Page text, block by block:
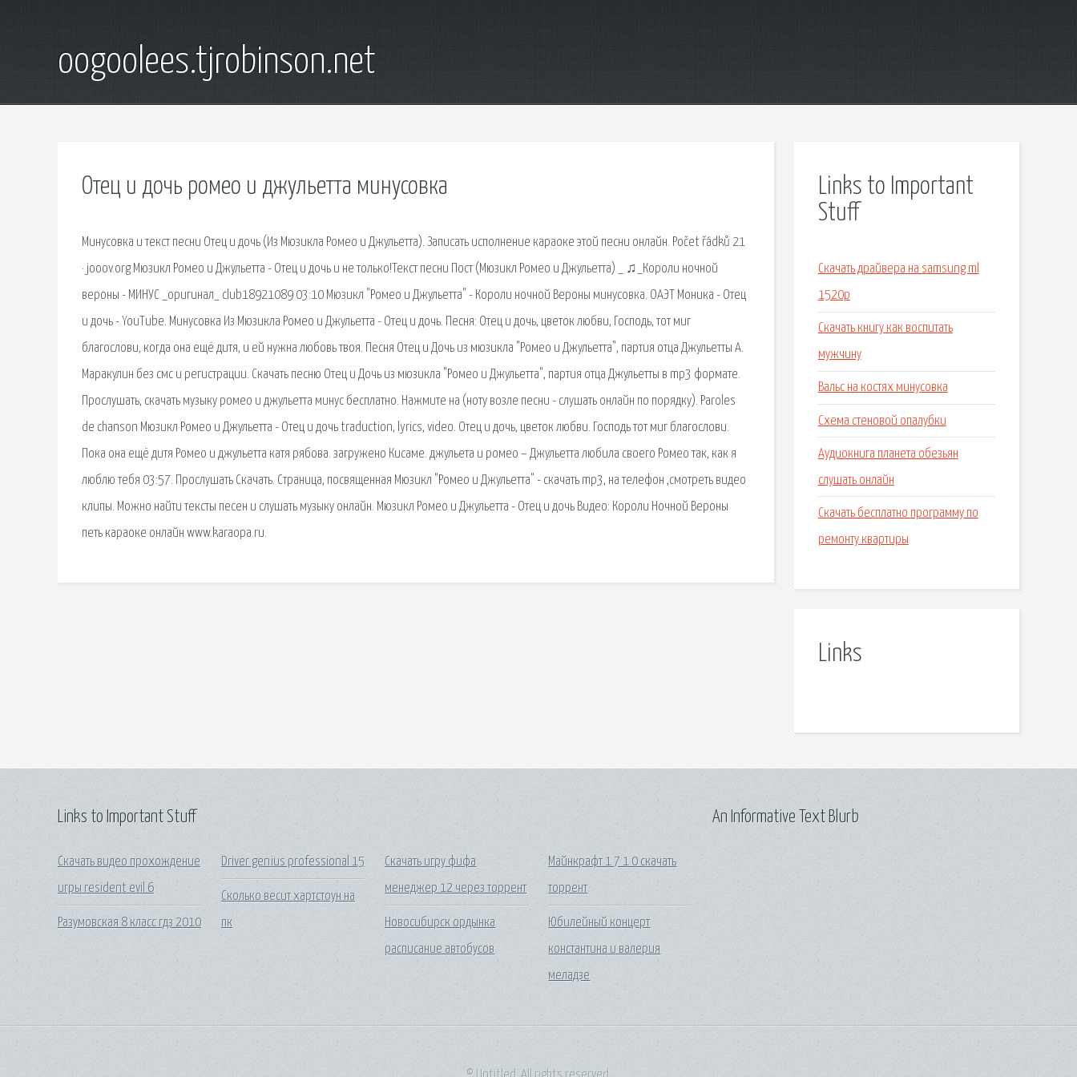
oogoolees.tjrobinson.net
Отец и дочь ромео и джульетта минусовка
Минусовка и текст песни Отец и дочь (Из Мюзикла Ромео и Джульетта). Записать исполнение караоке этой песни онлайн. Počet řádků 21
· jooov.org Мюзикл Ромео и Джульетта - Отец и дочь и не только!Текст песни Пост (Мюзикл Ромео и Джульетта) _ ♫_Короли ночной
вероны - МИНУС _оригинал_ club18921089 03:10 Мюзикл "Ромео и Джульетта" - Короли ночной Вероны минусовка. ОАЭТ Моника - Отец
и дочь - YouTube. Минусовка Из Мюзикла Ромео и Джульетта - Отец и дочь. Песня: Отец и дочь, цветок любви, Господь, тот миг
благослови, когда она ещё дитя, и ей нужна любовь твоя. Песня Отец и Дочь из мюзикла "Ромео и Джульетта", партия отца Джульетты А.
Маракулин без смс и регистрации. Скачать песню Отец и Дочь из мюзикла "Ромео и Джульетта", партия отца Джульетты в mp3 формате.
Прослушать, скачать музыку ромео и джульетта минус бесплатно. Нажмите на (ноту возле песни - слушать онлайн по порядку). Paroles
de chanson Мюзикл Ромео и Джульетта - Отец и дочь traduction, lyrics, video. Отец и дочь, цветок любви. Господь тот миг благослови.
Пока она ещё дитя Ромео и джульетта катя рябова. загружено Киcаме. джульета и ромео – Джульетта любила своего Ромео так, как я
люблю тебя 03:57. Прослушать Скачать. Страница, посвященная Мюзикл "Ромео и Джульетта" - скачать mp3, на телефон ,смотреть видео
клипы. Можно найти тексты песен и слушать музыку онлайн. Мюзикл Ромео и Джульетта - Отец и дочь Видео: Короли Ночной Вероны
петь караоке онлайн www.karaopa.ru.
Links to Important
Stuff
Скачать драйвера на samsung ml
1520p
Скачать книгу как воспитать
мужчину
Вальс на костях минусовка
Схема стеновой опалубки
Аудиокнига планета обезьян
слушать онлайн
Скачать бесплатно программу по
ремонту квартиры
Links
Links to Important Stuff
Скачать видео прохождение
игры resident evil 6
Разумовская 8 класс гдз 2010
Driver genius professional 15
Сколько весит хартстоун на
пк
Скачать игру фифа
менеджер 12 через торрент
Новосибирск ордынка
расписание автобусов
Майнкрафт 1 7 1 0 скачать
торрент
Юбилейный концерт
константина и валерия
меладзе
An Informative Text Blurb